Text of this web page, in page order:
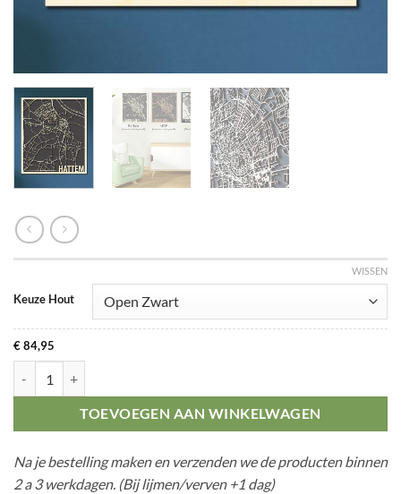
Keuze Hout
WISSEN
€84,95
TOEVOEGEN AAN WINKELWAGEN
Na je bestelling maken en verzenden we de producten binnen
2 a 3 werkdagen. (Bij lijmen/verven +1 dag)